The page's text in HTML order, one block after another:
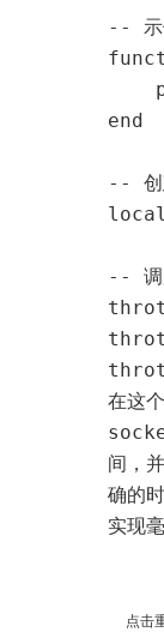
-- 示
end
-- 创
-- 调
在这
间，
确的
实现
点击